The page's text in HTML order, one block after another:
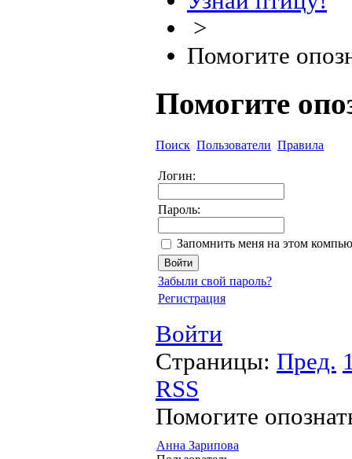
>
Помогите
Помогите
Поиск Пользователи Правила
Логин:
Пароль:
Запомнить меня на этом
Забыли свой пароль?
Регистрация
Войти
Страницы: Пред.
RSS
Помогите
Анна Зарипова